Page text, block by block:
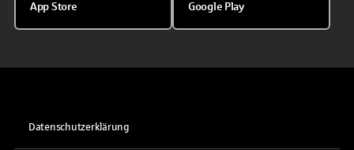
App Store Google Play
Datenschutzerklärung